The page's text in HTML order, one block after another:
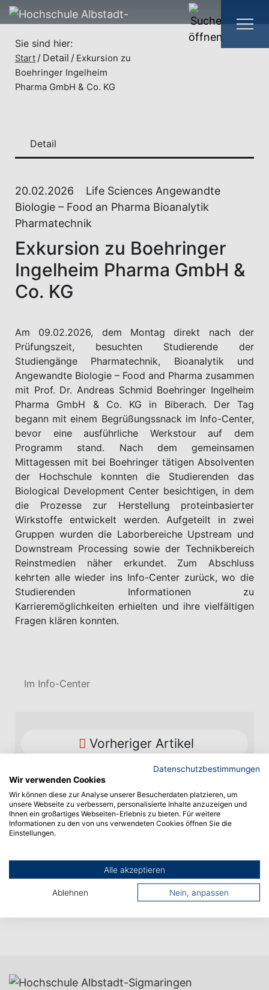
Sie sind hier:
Start Detail
Exkursion zu
Boehringer Ingelheim
Pharma GmbH & Co. KG
20.02.2026
Life Sciences Angewandte
Biologie – Food an Pharma Bioanalytik
Pharmatechnik
Exkursion zu Boehringer
Ingelheim Pharma GmbH &
Co. KG
Am 09.02.2026, dem Montag direkt nach der
Prüfungszeit, besuchten Studierende der
Studiengänge Pharmatechnik, Bioanalytik und
Angewandte Biologie – Food and Pharma zusammen
mit Prof. Dr. Andreas Schmid Boehringer Ingelheim
Pharma GmbH & Co. KG in Biberach. Der Tag
begann mit einem Begrüßungssnack im Info-Center,
bevor eine ausführliche Werkstour auf dem
Programm stand. Nach dem gemeinsamen
Mittagessen mit bei Boehringer tätigen Absolventen
der Hochschule konnten die Studierenden das
Biological Development Center besichtigen, in dem
die Prozesse zur Herstellung proteinbasierter
Wirkstoffe entwickelt werden. Aufgeteilt in zwei
Gruppen wurden die Laborbereiche Upstream und
Downstream Processing sowie der Technikbereich
Reinstmedien näher erkundet. Zum Abschluss
kehrten alle wieder ins Info-Center zurück, wo die
Studierenden Informationen zu
Karrieremöglichkeiten erhielten und ihre vielfältigen
Fragen klären konnten.
Im Info-Center
Vorheriger Artikel
Detail
Datenschutzbestimmungen
Wir verwenden Cookies
Wir können diese zur Analyse unserer Besucherdaten platzieren, um
unsere Webseite zu verbessern, personalisierte Inhalte anzuzeigen und
Ihnen ein großartiges Webseiten-Erlebnis zu bieten. Für weitere
Informationen zu den von uns verwendeten Cookies öffnen Sie die
Einstellungen.
Alle akzeptieren
Ablehnen Nein, anpassen